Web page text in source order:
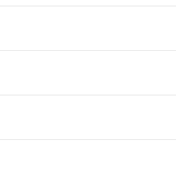
望保留宿舍）。部分项目可由对
但不保证结果。申请交换生项目
括但不限于签证、交通、食宿、
转换。如确需学分转换，先查阅
相应选课申请和学分转换申请。